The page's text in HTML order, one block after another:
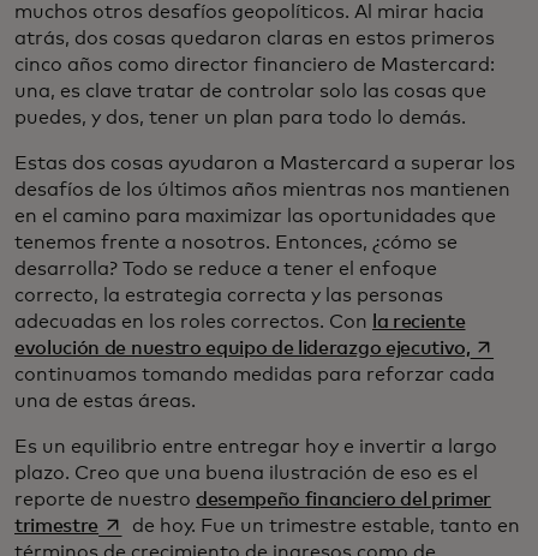
muchos otros desafíos geopolíticos. Al mirar hacia
atrás, dos cosas quedaron claras en estos primeros
cinco años como director financiero de Mastercard:
una, es clave tratar de controlar solo las cosas que
puedes, y dos, tener un plan para todo lo demás.
Estas dos cosas ayudaron a Mastercard a superar los
desafíos de los últimos años mientras nos mantienen
en el camino para maximizar las oportunidades que
tenemos frente a nosotros. Entonces, ¿cómo se
desarrolla? Todo se reduce a tener el enfoque
correcto, la estrategia correcta y las personas
adecuadas en los roles correctos. Con
la reciente
evolución de nuestro equipo de liderazgo ejecutivo, se
continuamos tomando medidas para reforzar cada
una de estas áreas.
Es un equilibrio entre entregar hoy e invertir a largo
plazo. Creo que una buena ilustración de eso es el
reporte de nuestro desempeño financiero del primer
trimestre se abre en una pestaña nueva
de hoy. Fue un trimestre estable, tanto en
términos de crecimiento de ingresos como de